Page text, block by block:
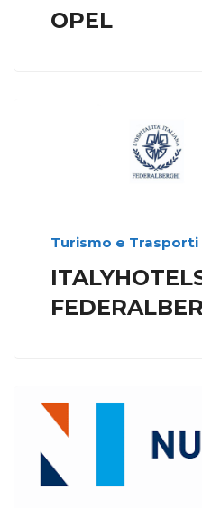
OPEL
Turismo e Trasporti